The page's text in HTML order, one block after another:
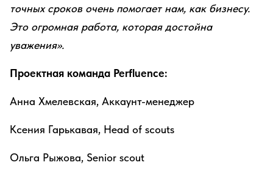
точных сроков очень помогает нам, как бизнесу.
Это огромная работа, которая достойна
уважения».
Проектная команда Perfluence:
Анна Хмелевская, Аккаунт-менеджер
Ксения Гарькавая, Head of scouts
Ольга Рыжова, Senior scout